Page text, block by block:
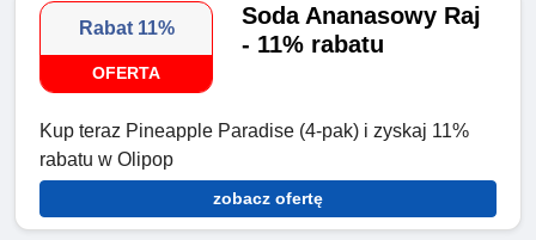
Rabat 11%
OFERTA
Soda Ananasowy Raj
- 11% rabatu
Kup teraz Pineapple Paradise (4-pak) i zyskaj 11%
rabatu w Olipop
zobacz ofertę